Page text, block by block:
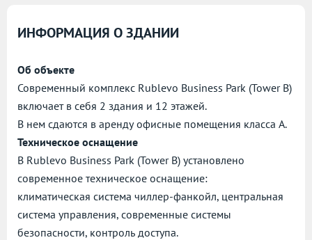
ИНФОРМАЦИЯ О ЗДАНИИ
Об объекте
Современный комплекс Rublevo Business Park (Tower B)
включает в себя 2 здания и 12 этажей.
В нем сдаются в аренду офисные помещения класса А.
Техническое оснащение
В Rublevo Business Park (Tower B) установлено
современное техническое оснащение:
климатическая система чиллер-фанкойл, центральная
система управления, современные системы
безопасности, контроль доступа.